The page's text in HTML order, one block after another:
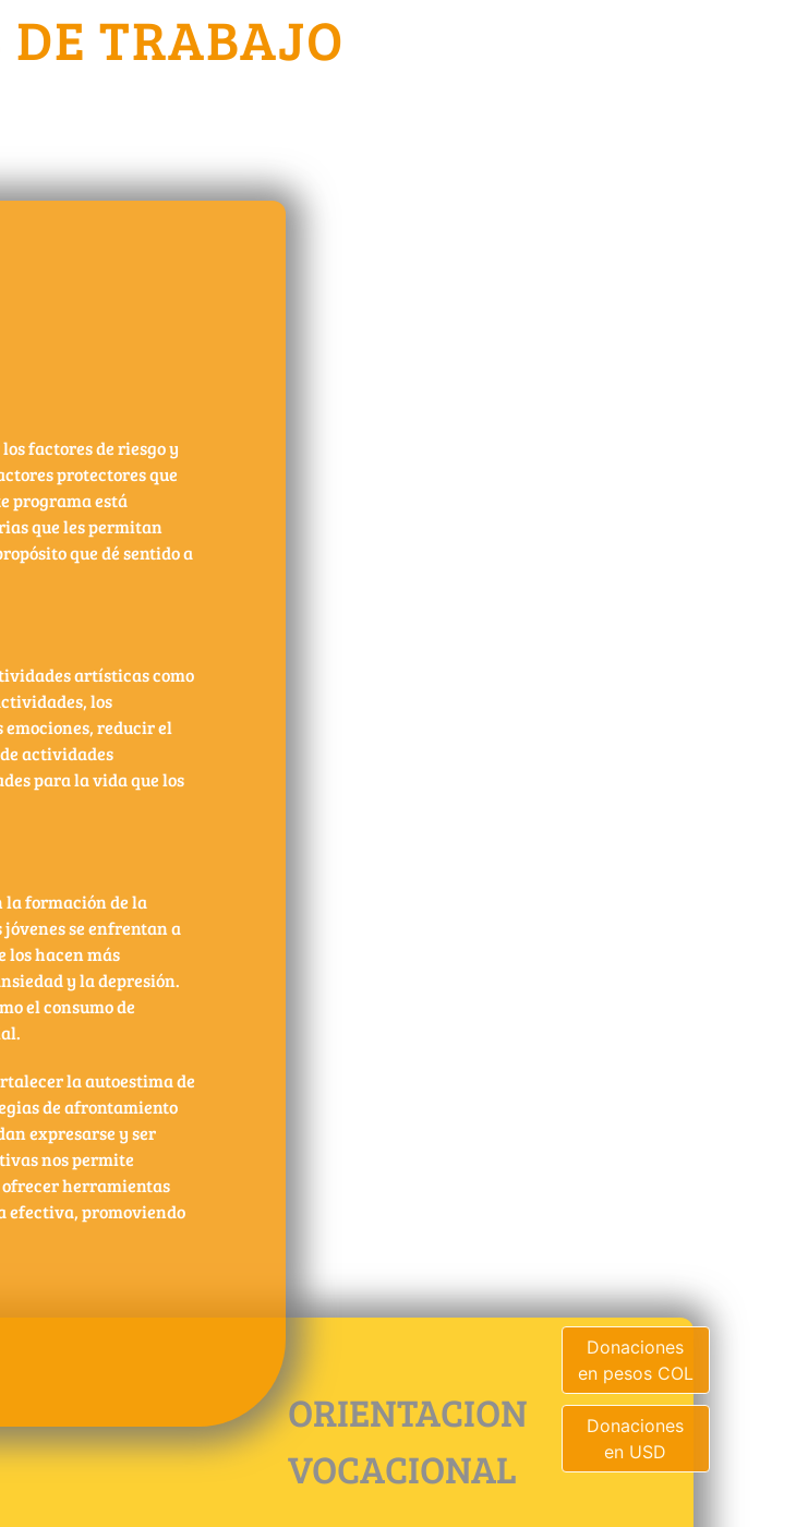
DE TRABAJO
factores de riesgo y
protectores que
programa está
que les permitan
que dé sentido a
artísticas como
los
reducir el
actividades
para la vida que los
la formación de la
se enfrentan a
los hacen más
y la depresión.
el consumo de
la autoestima de
de afrontamiento
expresarse y ser
nos permite
herramientas
efectiva, promoviendo
ORIENTACION
VOCACIONAL
Donaciones
en pesos COL
Donaciones
en USD